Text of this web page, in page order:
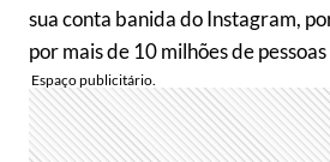
sua conta banida do Instagram,
por mais de 10 milhões de pessoas